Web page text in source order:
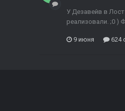
У Дезавейв в
реализовали. ;0 )
9 июня 624